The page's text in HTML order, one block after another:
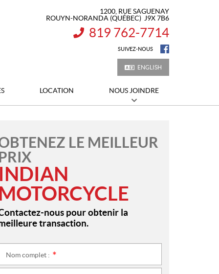
1200, RUE SAGUENAY
ROUYN-NORANDA (QUÉBEC) J9X 7B6
INFORMATION :
819 762-7714
SUIVEZ-NOUS
ENGLISH
LOCATION NOUS JOINDRE
LE MEILLEUR
INDIAN
MOTORCYCLE
nous pour obtenir la
transaction.
Nom complet :